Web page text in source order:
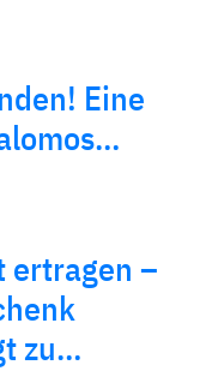
Eine
ertragen –
zu…